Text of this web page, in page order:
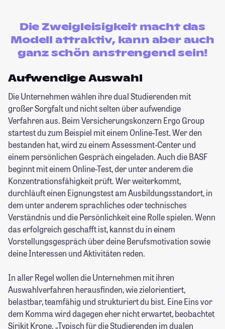
Die Zweigleisigkeit macht das
Modell attraktiv, kann aber auch
ganz schön anstrengend sein!
Aufwendige Auswahl
Die Unternehmen wählen ihre dual Studierenden mit
großer Sorgfalt und nicht selten über aufwendige
Verfahren aus. Beim Versicherungskonzern Ergo Group
startest du zum Beispiel mit einem Online-Test. Wer den
bestanden hat, wird zu einem Assessment-Center und
einem persönlichen Gespräch eingeladen. Auch die BASF
beginnt mit einem Online-Test, der unter anderem die
Konzentrationsfähigkeit prüft. Wer weiterkommt,
durchläuft einen Eignungstest am Ausbildungsstandort, in
dem unter anderem sprachliches oder technisches
Verständnis und die Persönlichkeit eine Rolle spielen. Wenn
das erfolgreich geschafft ist, kannst du in einem
Vorstellungsgespräch über deine Berufsmotivation sowie
deine Interessen und Aktivitäten reden.
In aller Regel wollen die Unternehmen mit ihren
Auswahlverfahren herausfinden, wie zielorientiert,
belastbar, teamfähig und strukturiert du bist. Eine Eins vor
dem Komma wird dagegen eher nicht erwartet, beobachtet
Sirikit Krone. „Typisch für die Studierenden im dualen